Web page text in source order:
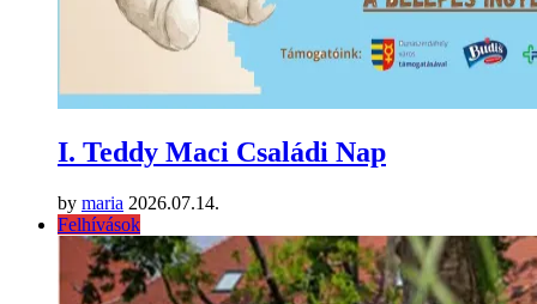
I. Teddy Maci Családi Nap
by maria 2026.07.14.
Felhívások